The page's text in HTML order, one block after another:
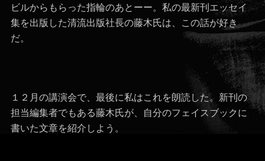
日
者
ビルからもらった指輪のあとーー。私の最新刊エッセイ
集を出版した清流出版社長の藤木氏は、この話が好き
だ。
１２月の講演会で、最後に私はこれを朗読した。新刊の
担当編集者でもある藤木氏が、自分のフェイスブックに
書いた文章を紹介しよう。